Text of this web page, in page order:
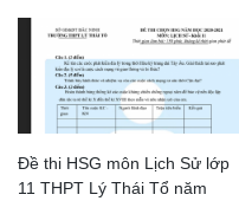
Đề thi HSG môn Lịch Sử lớp
11 THPT Lý Thái Tổ năm